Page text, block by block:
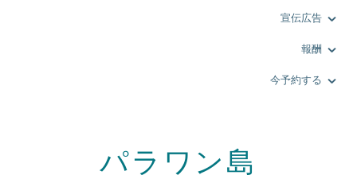
宣伝広告
報酬
今予約する
パラワン島